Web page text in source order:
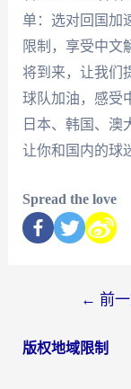
单：选对回国加
限制，享受中文
将到来，让我们
球队加油，感受
日本、韩国、澳
让你和国内的球
Spread the love
← 前
版权地域限制